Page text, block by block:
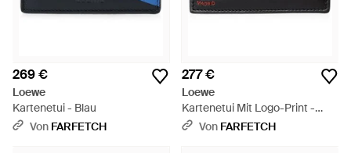
269 €
Loewe
Kartenetui - Blau
Von FARFETCH
277 €
Loewe
Kartenetui Mit Logo-Print -
Schwarz
Von FARFETCH